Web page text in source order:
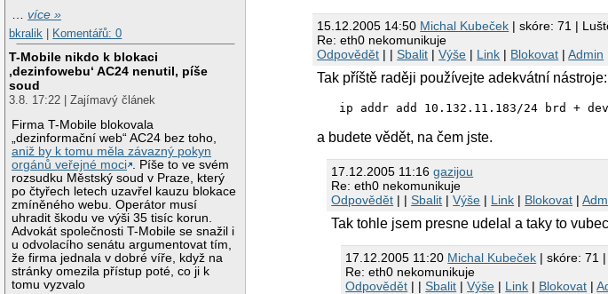
…více »
bkralik
Komentářů: 0
T-Mobile nikdo k blokaci
‚dezinfowebu‘ AC24 nenutil, píše
soud
3.8. 17:22 | Zajímavý článek
Firma T-Mobile blokovala
„dezinformační web“ AC24 bez toho,
aniž by k tomu měla závazný pokyn
orgánů veřejné moci . Píše to ve svém
rozsudku Městský soud v Praze, který
po čtyřech letech uzavřel kauzu blokace
zmíněného webu. Operátor musí
uhradit škodu ve výši 35 tisíc korun.
Advokát společnosti T-Mobile se snažil i
u odvolacího senátu argumentovat tím,
že firma jednala v dobré víře, když na
stránky omezila přístup poté, co ji k
tomu vyzvalo
15.12.2005 14:50 Michal Kubeček | skóre: 71 |
Re: eth0 nekomunikuje
Odpovědět | |Sbalit |Výše | Link | Blokovat |Admin
Tak příště raději používejte adekvátní nástroje:
a budete vědět, na čem jste.
17.12.2005 11:16gazijou
Re: eth0 nekomunikuje
Odpovědět | |Sbalit |Výše | Link | Blokovat |
Tak tohle jsem presne udelal a taky to
17.12.2005 11:20 Michal Kubeček | skóre: 71
Re: eth0 nekomunikuje
Odpovědět | |Sbalit |Výše | Link | Blokovat |